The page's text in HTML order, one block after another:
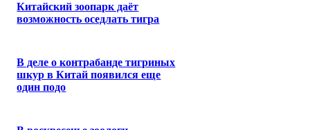
Китайский зоопарк даёт
возможность оседлать тигра
В деле о контрабанде тигриных
шкур в Китай появился еще
один подо